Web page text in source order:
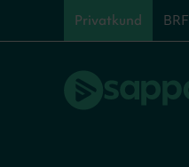
Privatkund BRF